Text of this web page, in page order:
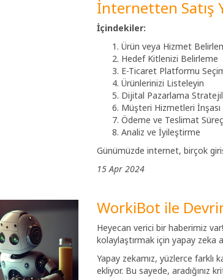
İnternetten Satış
İçindekiler:
Ürün veya Hizmet
Hedef Kitlenizi Belirleme
E-Ticaret Platformu
Ürünlerinizi Listeleyin
Dijital Pazarlama
Müşteri Hizmetleri İnşası
Ödeme ve Teslimat
Analiz ve İyileştirme
Günümüzde internet, birçok
15 Apr 2024
WorkiBot ile
Heyecan verici bir haberimiz
kolaylaştırmak için yapay zeka
Yapay zekamız, yüzlerce
ekliyor. Bu sayede, aradığınız